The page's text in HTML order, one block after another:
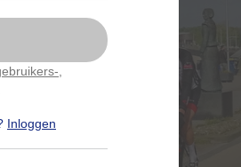
Inloggen
deze pop-up